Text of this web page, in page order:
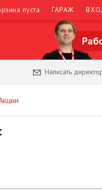
пуста ГАРАЖ
Написать